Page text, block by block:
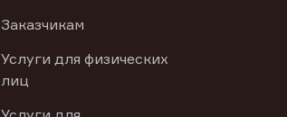
Заказчикам
Услуги для физических
лиц